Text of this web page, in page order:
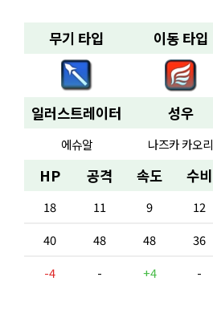
무기 타입 이동 타입
일러스트레이터 성우
에슈알 나즈카 카오리
HP 공격 속도 수비
18 11 9 12
40
48 48 36
-4
- +4 -